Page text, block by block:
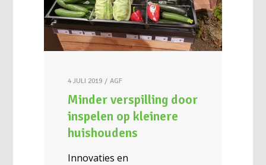
4 JULI 2019 AGF
Minder verspilling door
inspelen op kleinere
huishoudens
Innovaties en